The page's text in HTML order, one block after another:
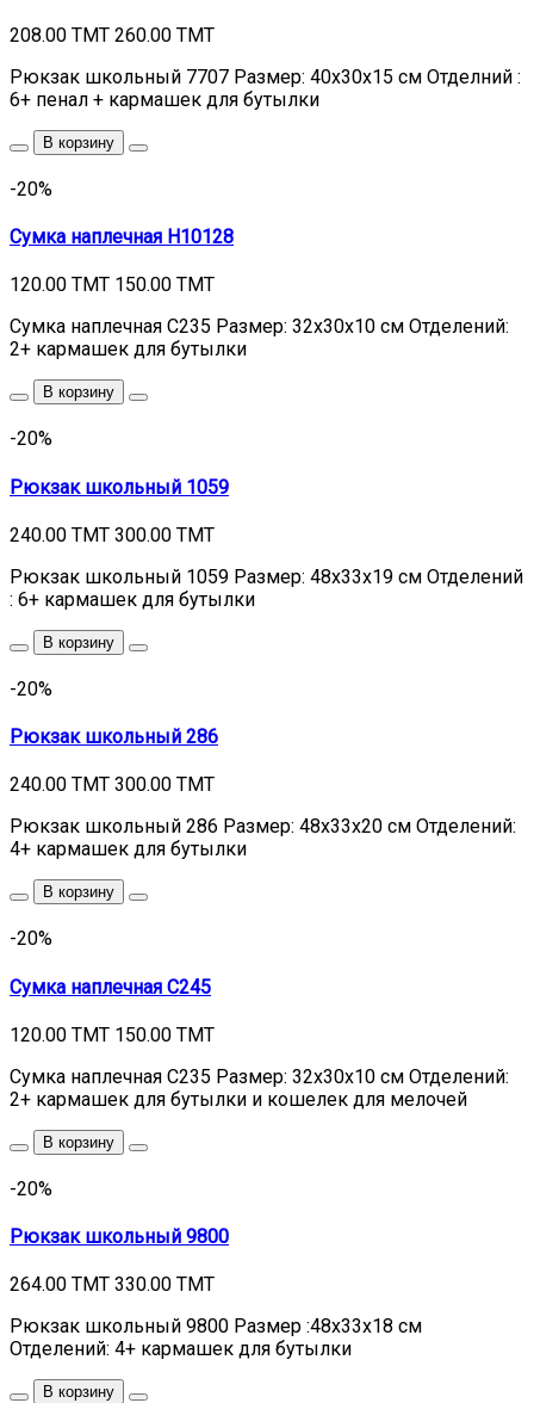
208.00 TMT 260.00 TMT
Рюкзак школьный 7707 Размер: 40х30х15 см Отделний :
6+ пенал + кармашек для бутылки
В корзину
-20%
Сумка наплечная H10128
120.00 TMT 150.00 TMT
Сумка наплечная C235 Размер: 32х30х10 см Отделений:
2+ кармашек для бутылки
В корзину
-20%
Рюкзак школьный 1059
240.00 TMT 300.00 TMT
Рюкзак школьный 1059 Размер: 48х33х19 см Отделений
: 6+ кармашек для бутылки
В корзину
-20%
Рюкзак школьный 286
240.00 TMT 300.00 TMT
Рюкзак школьный 286 Размер: 48х33х20 см Отделений:
4+ кармашек для бутылки
В корзину
-20%
Сумка наплечная C245
120.00 TMT 150.00 TMT
Сумка наплечная C235 Размер: 32х30х10 см Отделений:
2+ кармашек для бутылки и кошелек для мелочей
В корзину
-20%
Рюкзак школьный 9800
264.00 TMT 330.00 TMT
Рюкзак школьный 9800 Размер :48х33х18 см
Отделений: 4+ кармашек для бутылки
В корзину